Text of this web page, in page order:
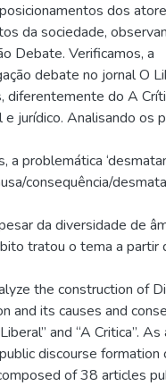
dos
da sociedade,
Debate. Verificamos, a
debate no jornal O
diferentemente do A
jurídico. Analisando os
problemática
consequência/
da diversidade de
tratou o tema a partir
the construction of
and its causes and
and “A Critica”.
discourse formation
of 38 articles